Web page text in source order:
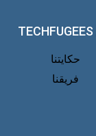
حكايتنا
فريقنا